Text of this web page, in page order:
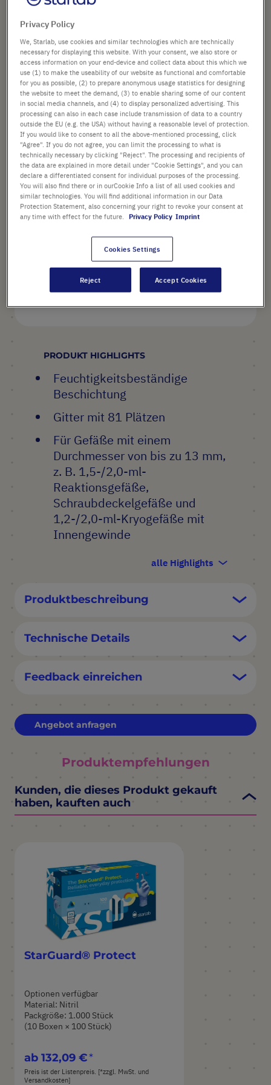
der
Bildergalerie
springen
PRODUKT HIGHLIGHTS
Feuchtigkeitsbeständige
Beschichtung
Gitter mit 81 Plätzen
Für Gefäße mit einem
Durchmesser von bis zu 13 mm,
z. B. 1,5-/2,0-ml-
Reaktionsgefäße,
Schraubdeckelgefäße und
1,2-/2,0-ml-Kryogefäße mit
Innengewinde
alle Highlights
Art. Nr.
E2023-8181
PLÄTZE
PACKGRÖSSE
5,10 €
Preis ist der Listenpreis. [*zzgl. MwSt. und Versandkosten]
Verfügbarkeit prüfen zzgl.Versand
den
Warenkorb
Produktbeschreibung
Technische Details
Feedback einreichen
Angebot anfragen
Produktempfehlungen
Kunden, die dieses Produkt gekauft
haben, kauften auch
StarGuard® Protect
Optionen verfügbar
Material: Nitril
Packgröße: 1.000 Stück
(10 Boxen × 100 Stück)
ab 132,09 €
Preis ist der Listenpreis. [*zzgl. MwSt. und
Versandkosten]
Privacy Policy
We, Starlab, use cookies and similar technologies which are technically
necessary for displaying this website. With your consent, we also store or
access information on your end-device and collect data about this which we
use (1) to make the useability of our website as functional and comfortable
for you as possible, (2) to prepare anonymous usage statistics for designing
the website to meet the demand, (3) to enable sharing some of our content
in social media channels, and (4) to display personalized advertising. This
processing can also in each case include transmission of data to a country
outside the EU (e.g. the USA) without having a reasonable level of protection.
If you would like to consent to all the above-mentioned processing, click
"Agree". If you do not agree, you can limit the processing to what is
technically necessary by clicking "Reject". The processing and recipients of
the data are explained in more detail under "Cookie Settings", and you can
declare a differentiated consent for individual purposes of the processing.
You will also find there or in ourCookie Info a list of all used cookies and
similar technologies. You will find additional information in our Data
Protection Statement, also concerning your right to revoke your consent at
any time with effect for the future.
Privacy Policy Imprint
Cookies Settings
Reject Accept Cookies